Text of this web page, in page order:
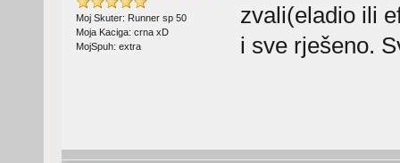
Moj Skuter: Runner sp 50
Moja Kaciga: crna xD
MojSpuh: extra
zvali(eladio ili
i sve rješeno.